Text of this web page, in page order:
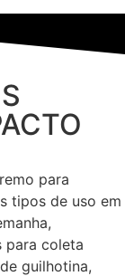
para
tipos de uso em
para coleta
guilhotina,